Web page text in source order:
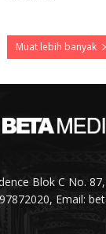
Muat lebih banyak
Blok C No.
Email: